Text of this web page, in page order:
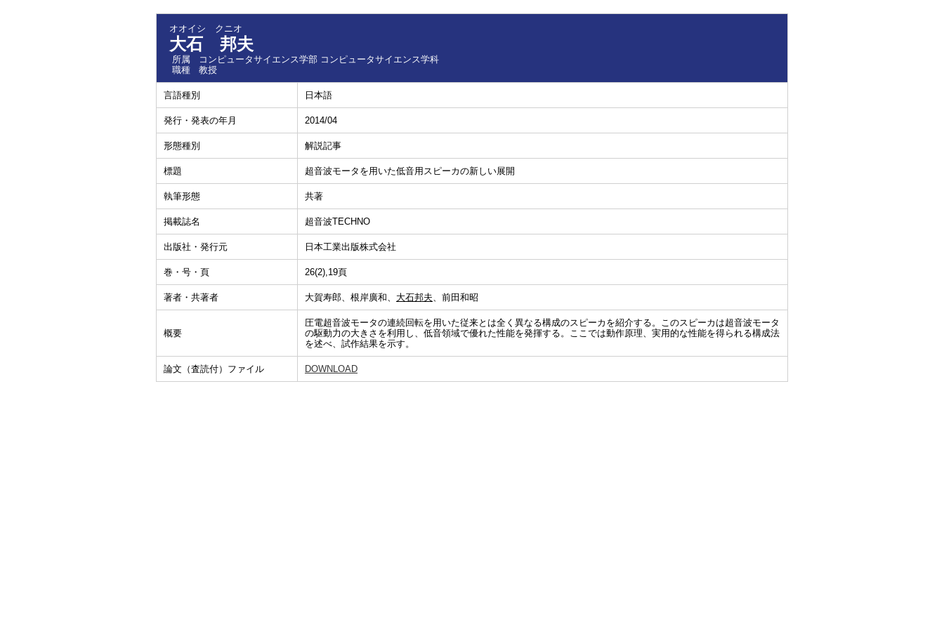
オオイシ クニオ
大石 邦夫
所属
コンピュータサイエンス学部 コンピュータサイエンス学科
職種
教授
言語種別 日本語
発行・発表の年月 2014/04
形態種別 解説記事
標題 超音波モータを用いた低音用スピーカの新しい展開
執筆形態 共著
掲載誌名 超音波TECHNO
出版社・発行元 日本工業出版株式会社
巻・号・頁 26(2),19頁
著者・共著者 大賀寿郎、根岸廣和、 大石邦夫、前田和昭
概要
圧電超音波モータの連続回転を用いた従来とは全く異なる構成のスピーカを紹介する。このスピーカは超音波モータ
の駆動力の大きさを利用し、低音領域で優れた性能を発揮する。ここでは動作原理、実用的な性能を得られる構成法
を述べ、試作結果を示す。
論文（査読付）ファイル DOWNLOAD